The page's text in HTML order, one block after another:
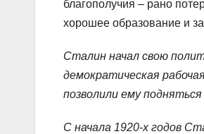
благополучия – рано
хорошее образование и
Сталин начал свою
демократическая
позволили ему
С начала 1920-х годов